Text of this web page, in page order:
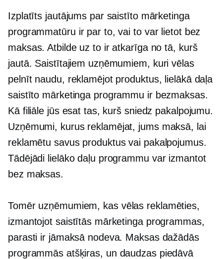
Izplatīts jautājums par saistīto mārketinga
programmatūru ir par to, vai to var lietot bez
maksas. Atbilde uz to ir atkarīga no tā, kurš
jautā. Saistītajiem uzņēmumiem, kuri vēlas
pelnīt naudu, reklamējot produktus, lielākā daļa
saistīto mārketinga programmu ir bezmaksas.
Kā filiāle jūs esat tas, kurš sniedz pakalpojumu.
Uzņēmumi, kurus reklamējat, jums maksā, lai
reklamētu savus produktus vai pakalpojumus.
Tādējādi lielāko daļu programmu var izmantot
bez maksas.
Tomēr uzņēmumiem, kas vēlas reklamēties,
izmantojot saistītās mārketinga programmas,
parasti ir jāmaksā nodeva. Maksas dažādās
programmās atšķiras, un daudzas piedāvā